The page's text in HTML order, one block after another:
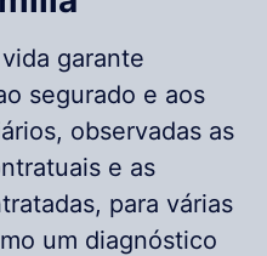
garante
segurado e aos
observadas as
e as
para várias
um diagnóstico